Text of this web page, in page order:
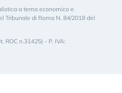
a tema economico e
Tribunale di Roma N. 84/2018 del
ROC n.31425) - P. IVA: